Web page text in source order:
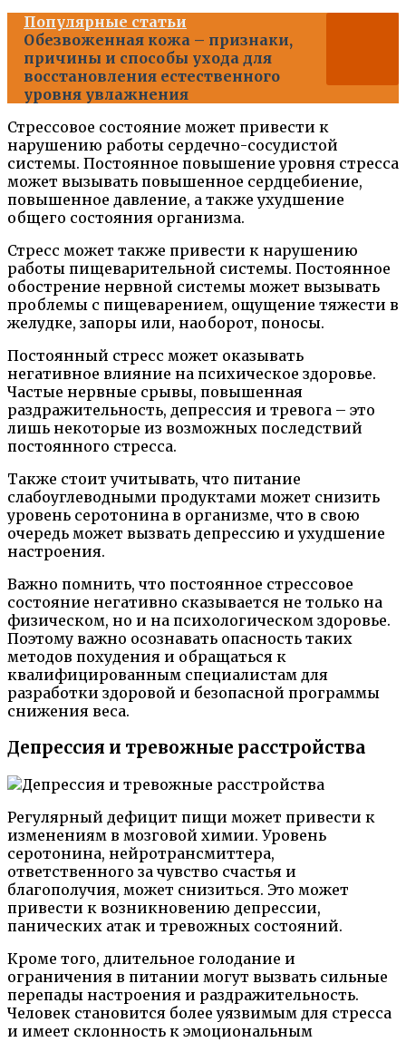
Популярные статьи
Обезвоженная кожа – признаки,
причины и способы ухода для
восстановления естественного
уровня увлажнения
Стрессовое состояние может привести к
нарушению работы сердечно-сосудистой
системы. Постоянное повышение уровня стресса
может вызывать повышенное сердцебиение,
повышенное давление, а также ухудшение
общего состояния организма.
Стресс может также привести к нарушению
работы пищеварительной системы. Постоянное
обострение нервной системы может вызывать
проблемы с пищеварением, ощущение тяжести в
желудке, запоры или, наоборот, поносы.
Постоянный стресс может оказывать
негативное влияние на психическое здоровье.
Частые нервные срывы, повышенная
раздражительность, депрессия и тревога – это
лишь некоторые из возможных последствий
постоянного стресса.
Также стоит учитывать, что питание
слабоуглеводными продуктами может снизить
уровень серотонина в организме, что в свою
очередь может вызвать депрессию и ухудшение
настроения.
Важно помнить, что постоянное стрессовое
состояние негативно сказывается не только на
физическом, но и на психологическом здоровье.
Поэтому важно осознавать опасность таких
методов похудения и обращаться к
квалифицированным специалистам для
разработки здоровой и безопасной программы
снижения веса.
Депрессия и тревожные расстройства
Регулярный дефицит пищи может привести к
изменениям в мозговой химии. Уровень
серотонина, нейротрансмиттера,
ответственного за чувство счастья и
благополучия, может снизиться. Это может
привести к возникновению депрессии,
панических атак и тревожных состояний.
Кроме того, длительное голодание и
ограничения в питании могут вызвать сильные
перепады настроения и раздражительность.
Человек становится более уязвимым для стресса
и имеет склонность к эмоциональным